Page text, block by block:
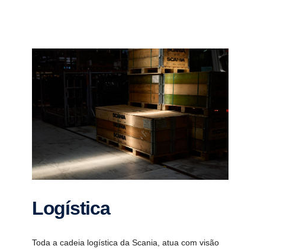
Logística
Toda a cadeia logística da Scania, atua com visão